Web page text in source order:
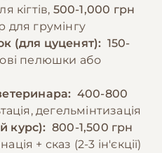
кігтів, 500-1,000 грн
для грумінгу
(для цуценят): 150-
пелюшки або
400-800
дегельмінтизація
курс): 800-1,500 грн
+ сказ (2-3 ін'єкції)